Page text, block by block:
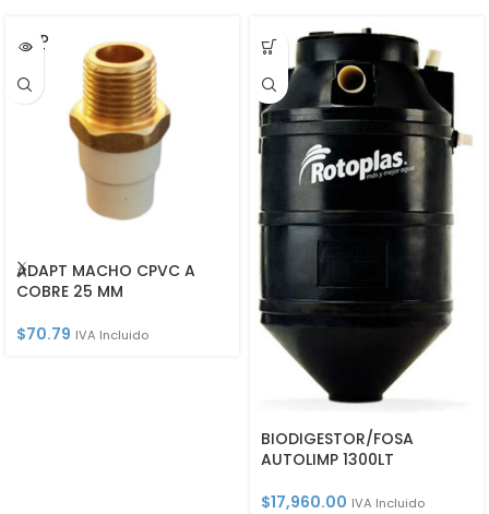
SOLD
OUT
ADAPT MACHO CPVC A
COBRE 25 MM
$70.79 IVA Incluido
BIODIGESTOR/FOSA
AUTOLIMP 1300LT
$17,960.00 IVA Incluido